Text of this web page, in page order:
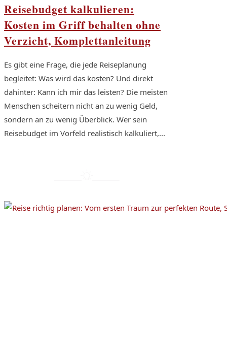
Reisebudget kalkulieren:
Kosten im Griff behalten ohne
Verzicht, Komplettanleitung
Es gibt eine Frage, die jede Reiseplanung
begleitet: Was wird das kosten? Und direkt
dahinter: Kann ich mir das leisten? Die meisten
Menschen scheitern nicht an zu wenig Geld,
sondern an zu wenig Überblick. Wer sein
Reisebudget im Vorfeld realistisch kalkuliert,...